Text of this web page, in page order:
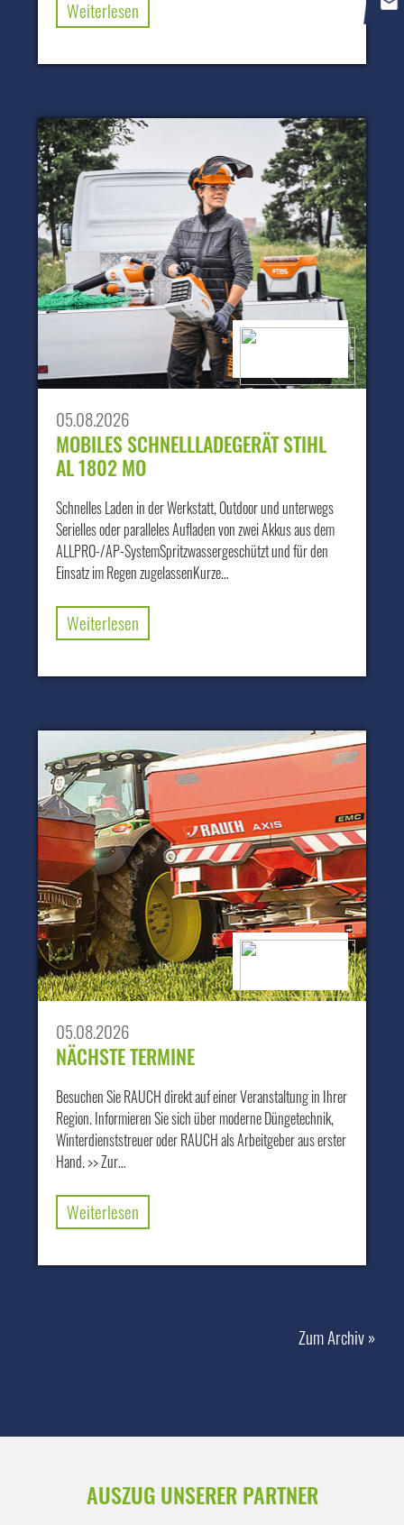
Weiterlesen
05.08.2026
MOBILES SCHNELLLADEGERÄT STIHL
AL 1802 MO
Schnelles Laden in der Werkstatt, Outdoor und unterwegs
Serielles oder paralleles Aufladen von zwei Akkus aus dem
ALLPRO-/AP-SystemSpritzwassergeschützt und für den
Einsatz im Regen zugelassenKurze…
Weiterlesen
05.08.2026
NÄCHSTE TERMINE
Besuchen Sie RAUCH direkt auf einer Veranstaltung in Ihrer
Region. Informieren Sie sich über moderne Düngetechnik,
Winterdienststreuer oder RAUCH als Arbeitgeber aus erster
Hand. >> Zur…
Weiterlesen
Zum Archiv »
AUSZUG UNSERER PARTNER